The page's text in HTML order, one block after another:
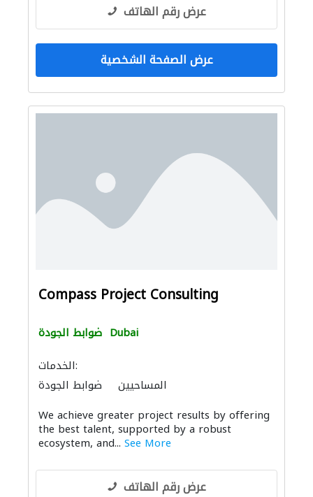
عرض رقم الهاتف
عرض الصفحة الشخصية
Compass Project Consulting
ضوابط الجودة Dubai
الخدمات:
ضوابط الجودة
المساحيين
ادارة مشروع
We achieve greater project results by offering
the best talent, supported by a robust
ecosystem, and... See More
عرض رقم الهاتف